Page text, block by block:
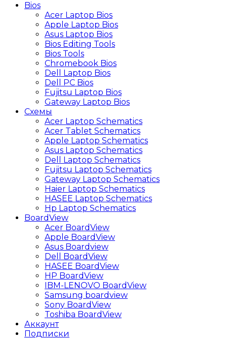
Bios
Acer Laptop Bios
Apple Laptop Bios
Asus Laptop Bios
Bios Editing Tools
Bios Tools
Chromebook Bios
Dell Laptop Bios
Dell PC Bios
Fujitsu Laptop Bios
Gateway Laptop Bios
Схемы
Acer Laptop Schematics
Acer Tablet Schematics
Apple Laptop Schematics
Asus Laptop Schematics
Dell Laptop Schematics
Fujitsu Laptop Schematics
Gateway Laptop Schematics
Haier Laptop Schematics
HASEE Laptop Schematics
Hp Laptop Schematics
BoardView
Acer BoardView
Apple BoardView
Asus Boardview
Dell BoardView
HASEE BoardView
HP BoardView
IBM-LENOVO BoardView
Samsung boardview
Sony BoardView
Toshiba BoardView
Аккаунт
Подписки